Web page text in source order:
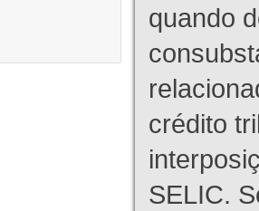
quando
crédito
SELIC.